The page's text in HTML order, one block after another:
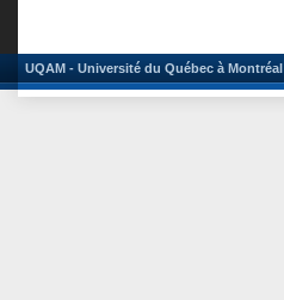
UQAM - Université du Québec à Montréal